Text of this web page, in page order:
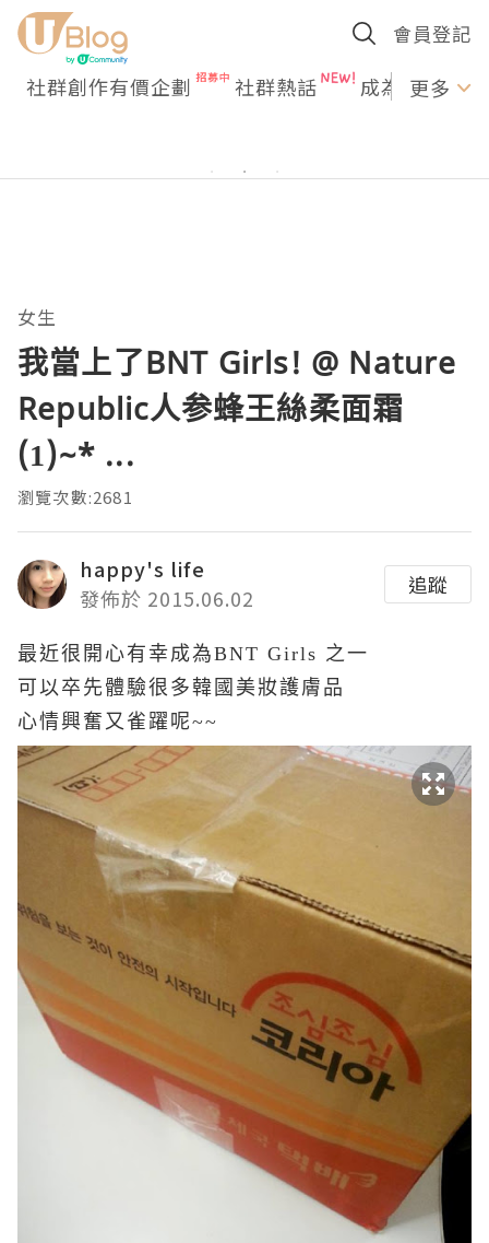
會員登記
社群創作有價企劃 社群熱話 成為U更多
女生
我當上了BNT Girls! @ Nature
Republic人参蜂王絲柔面霜
(1)~* ...
瀏覽次數:2681
happy's life
發佈於 2015.06.02
追蹤
最近很開心有幸成為BNT Girls 之一
可以卒先體驗很多韓國美妝護膚品
心情興奮又雀躍呢~~